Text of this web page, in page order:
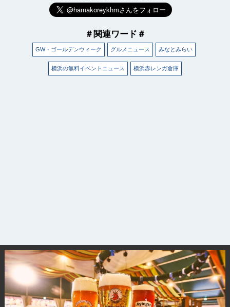
＃関連ワード＃
GW・ゴールデンウィーク グルメニュース みなとみらい
横浜の無料イベントニュース 横浜赤レンガ倉庫
観光ガイド